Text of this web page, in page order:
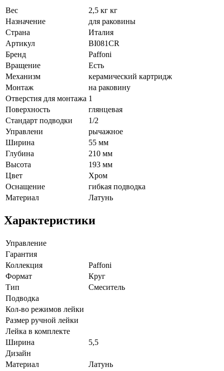
Вес
2,5 кг кг
Назначение
для раковины
Страна
Италия
Артикул
BI081CR
Бренд
Paffoni
Вращение
Есть
Механизм
керамический картридж
Монтаж
на раковину
Отверстия для монтажа 1
Поверхность
глянцевая
Стандарт подводки
1/2
Управлени
рычажное
Ширина
55 мм
Глубина
210 мм
Высота
193 мм
Цвет
Хром
Оснащение
гибкая подводка
Материал
Латунь
Характеристики
Управление
Гарантия
Коллекция
Paffoni
Формат
Круг
Тип
Смеситель
Подводка
Кол-во режимов лейки
Размер ручной лейки
Лейка в комплекте
Ширина
5,5
Дизайн
Материал
Латунь